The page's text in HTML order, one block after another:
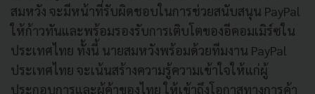
สมหวัง จะมีหน้าที่รับผิดชอบในการช่วยสนับสนุน PayPal
ให้ก้าวทันและพร้อมรองรับการเติบโตของอีคอมเมิร์ซใน
ประเทศไทย ทั้งนี้ นายสมหวังพร้อมด้วยทีมงาน PayPal
ประเทศไทย จะเน้นสร้างความรู้ความเข้าใจให้แก่ผู้
ประกอบการและผู้ค้าของไทย ให้เข้าถึงโอกาสทางการค้า